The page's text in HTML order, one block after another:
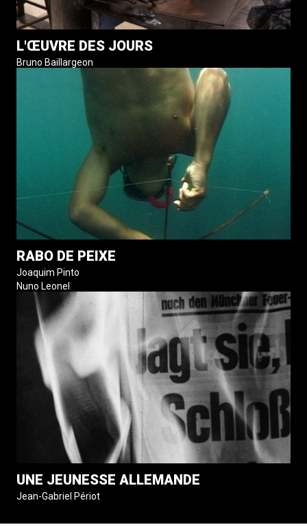
L'ŒUVRE DES JOURS
Bruno Baillargeon
RABO DE PEIXE
Joaquim Pinto
Nuno Leonel
UNE JEUNESSE ALLEMANDE
Jean-Gabriel Périot